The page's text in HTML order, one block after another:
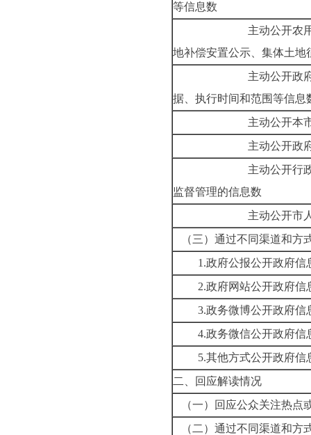
等信息数
主动公开农
地补偿安置公示、集体土地
主动公开政
据、执行时间和范围等信息
主动公开本
主动公开政
主动公开行
监督管理的信息数
主动公开市
（三）通过不同渠道和方
1.政府公报公开政府信
2.政府网站公开政府信
3.政务微博公开政府信
4.政务微信公开政府信
5.其他方式公开政府信
二、回应解读情况
（一）回应公众关注热
（二）通过不同渠道和方